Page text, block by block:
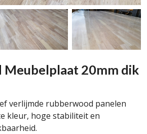
Meubelplaat 20mm dik
verlijmde rubberwood panelen
kleur, hoge stabiliteit en